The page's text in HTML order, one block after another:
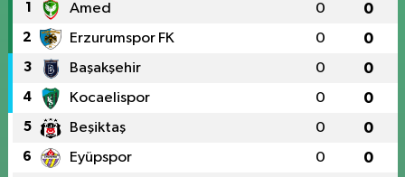
1 Amed 0 0
2 Erzurumspor FK 0 0
3 Başakşehir 0 0
4 Kocaelispor 0 0
5 Beşiktaş 0 0
6 Eyüpspor 0 0